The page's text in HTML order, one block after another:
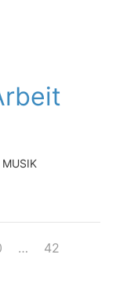
MUSIK
…
42